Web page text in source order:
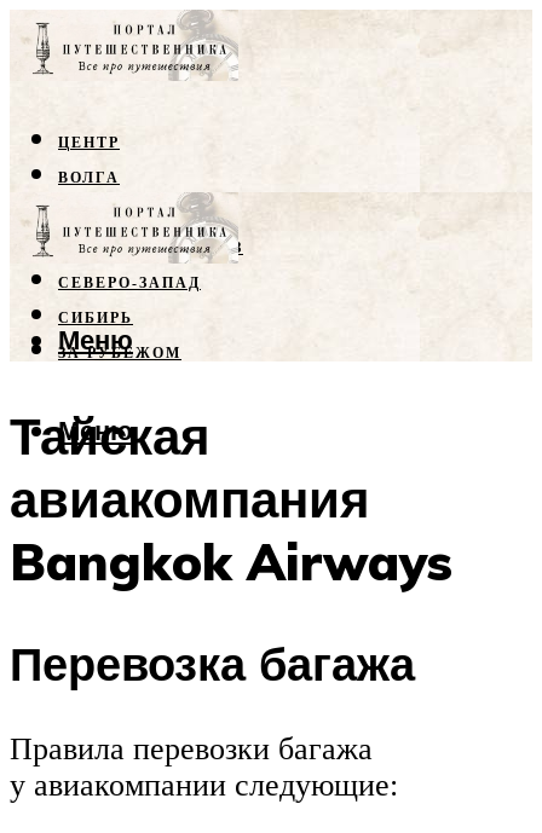
ЦЕНТР
ВОЛГА
КРЫМ
СЕВЕРНЫЙ КАВКАЗ
СЕВЕРО-ЗАПАД
СИБИРЬ
ЗА РУБЕЖОМ
Меню
Меню
Тайская
авиакомпания
Bangkok Airways
Перевозка багажа
Правила перевозки багажа
у авиакомпании следующие: